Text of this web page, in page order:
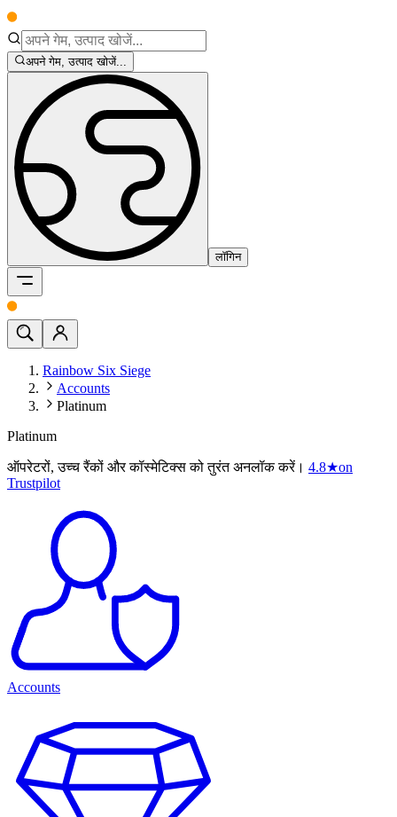
अपने गेम, उत्पाद खोजें...
लॉगिन
Rainbow Six Siege
Accounts
Platinum
Platinum
ऑपरेटरों, उच्च रैंकों और कॉस्मेटिक्स को तुरंत अनलॉक करें। 4.8★on
Trustpilot
Accounts